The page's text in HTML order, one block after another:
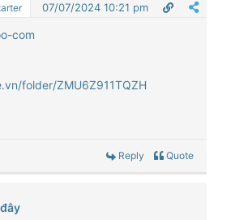
07/07/2024 10:21 pm
com
folder/ZMU6Z911TQZH
Reply Quote